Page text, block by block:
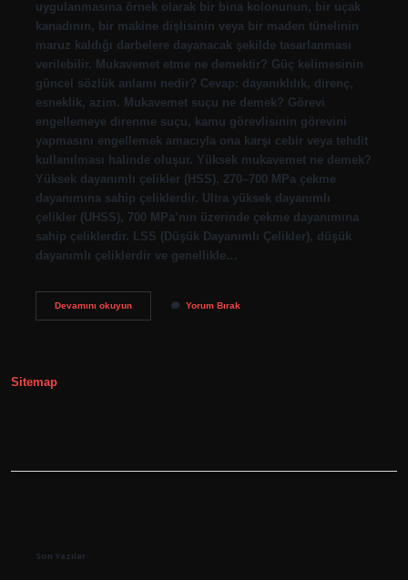
uygulanmasına örnek olarak bir bina kolonunun, bir uçak
kanadının, bir makine dişlisinin veya bir maden tünelinin
maruz kaldığı darbelere dayanacak şekilde tasarlanması
verilebilir. Mukavemet etme ne demektir? Güç kelimesinin
güncel sözlük anlamı nedir? Cevap: dayanıklılık, direnç,
esneklik, azim. Mukavemet suçu ne demek? Görevi
engellemeye direnme suçu, kamu görevlisinin görevini
yapmasını engellemek amacıyla ona karşı cebir veya tehdit
kullanılması halinde oluşur. Yüksek mukavemet ne demek?
Yüksek dayanımlı çelikler (HSS), 270–700 MPa çekme
dayanımına sahip çeliklerdir. Ultra yüksek dayanımlı
çelikler (UHSS), 700 MPa’nın üzerinde çekme dayanımına
sahip çeliklerdir. LSS (Düşük Dayanımlı Çelikler), düşük
dayanımlı çeliklerdir ve genellikle…
Devamını okuyunKarşı
Yorum Bırak
Sitemap
Son Yazılar